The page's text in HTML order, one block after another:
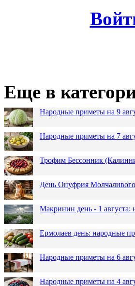
Еще в
Народные приметы на 9
Народные приметы на 7
Трофим Бессонник
День Онуфрия
Макринин день - 1
Ермолаев день: народные
Народные приметы на 6
Народные приметы на 4